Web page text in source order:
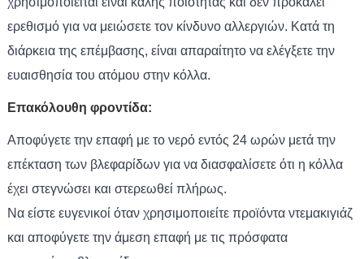
ερεθισμό για να μειώσετε τον κίνδυνο αλλεργιών. Κατά τη
διάρκεια της επέμβασης, είναι απαραίτητο να ελέγξετε την
ευαισθησία του ατόμου στην κόλλα.
Επακόλουθη φροντίδα:
Αποφύγετε την επαφή με το νερό εντός 24 ωρών μετά την
επέκταση των βλεφαρίδων για να διασφαλίσετε ότι η κόλλα
έχει στεγνώσει και στερεωθεί πλήρως.
Να είστε ευγενικοί όταν χρησιμοποιείτε προϊόντα ντεμακιγιάζ
και αποφύγετε την άμεση επαφή με τις πρόσφατα